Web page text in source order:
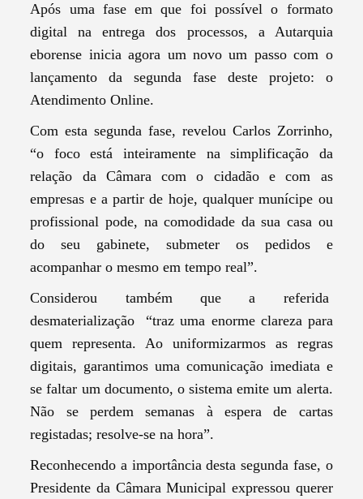
Após uma fase em que foi possível o formato
digital na entrega dos processos, a Autarquia
eborense inicia agora um novo um passo com o
lançamento da segunda fase deste projeto: o
Atendimento Online.
Com esta segunda fase, revelou Carlos Zorrinho,
“o foco está inteiramente na simplificação da
relação da Câmara com o cidadão e com as
empresas e a partir de hoje, qualquer munícipe ou
profissional pode, na comodidade da sua casa ou
do seu gabinete, submeter os pedidos e
acompanhar o mesmo em tempo real”.
Considerou também que a referida
desmaterialização “traz uma enorme clareza para
quem representa. Ao uniformizarmos as regras
digitais, garantimos uma comunicação imediata e
se faltar um documento, o sistema emite um alerta.
Não se perdem semanas à espera de cartas
registadas; resolve-se na hora”.
Reconhecendo a importância desta segunda fase, o
Presidente da Câmara Municipal expressou querer